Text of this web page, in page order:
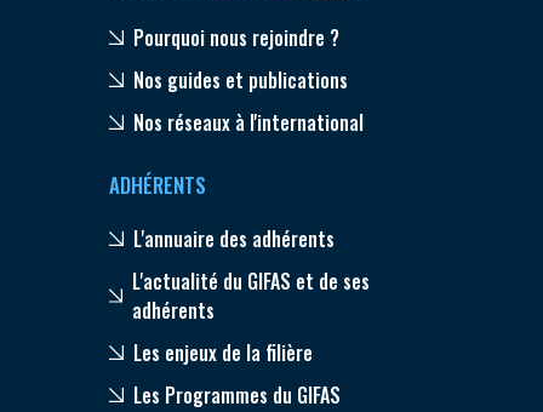
Pourquoi nous rejoindre ?
Nos guides et publications
Nos réseaux à l'international
ADHÉRENTS
L'annuaire des adhérents
L'actualité du GIFAS et de ses
adhérents
Les enjeux de la filière
Les Programmes du GIFAS